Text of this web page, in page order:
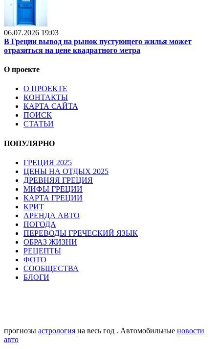
06.07.2026 19:03
В Греции вывод на рынок пустующего жилья может
отразиться на цене квадратного метра
О проекте
О ПРОЕКТЕ
КОНТАКТЫ
КАРТА САЙТА
ПОИСК
СТАТЬИ
ПОПУЛЯРНО
ГРЕЦИЯ 2025
ЦЕНЫ НА ОТДЫХ 2025
ДРЕВНЯЯ ГРЕЦИЯ
МИФЫ ГРЕЦИИ
КАРТА ГРЕЦИИ
КРИТ
АРЕНДА АВТО
ПОГОДА
ПЕРЕВОДЫ ГРЕЧЕСКИЙ ЯЗЫК
ОБРАЗ ЖИЗНИ
РЕЦЕПТЫ
ФОТО
СООБЩЕСТВА
БЛОГИ
прогнозы астрология на весь год . Автомобильные новости
авто